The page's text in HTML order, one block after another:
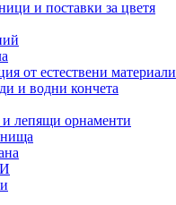
и поставки за цветя
от естествени материали
и водни кончета
лепящи орнаменти